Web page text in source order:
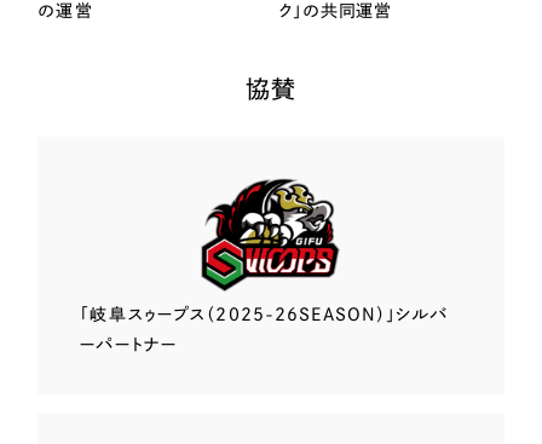
の運営
ク」の共同運営
協賛
「岐阜スゥープス （2025-26SEASON）」 シルバ
ーパートナー